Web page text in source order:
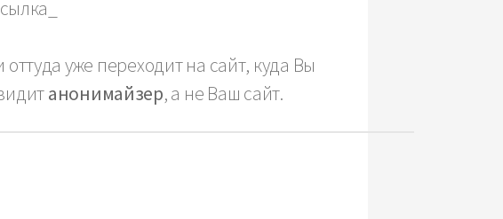
уже переходит на сайт, куда Вы
анонимайзер, а не Ваш сайт.